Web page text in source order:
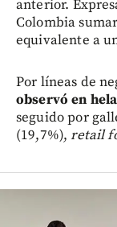
anterior.
Colombia
equivalente a
Por líneas de
observó en
seguido por
(19,7%),retail